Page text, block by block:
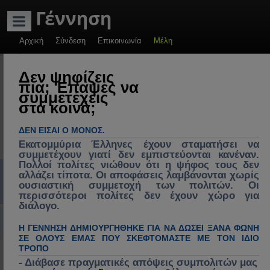
Αρχική Σύνδεση Επικοινωνία Μέλη
Γέννηση: Πολιτικές
συζητήσεις &
πρακτικές λύσεις.
Πολιτική, πολιτικοί
& πολιτικές στην
Ελλάδα, διάλογος
για ανασύνθεση
κράτους, θεσμών &
κοινωνίας,
επικαιρότητα,
κοινωνικά
προβλήματα,
Συχνές ερωτήσεις mChat Σύνδεση
Εγγραφή
>> Nέος στο Forum<< Αρχική Σελίδα (Home) Συζητήσεις Γέννηση Πιστοποιημένα & εγγεγραμμένα μέλη της " Γέννηση " ανά Νομό
Πιστοποιημένα & εγγεγραμμένα μέλη της
ADVERTISEMENT
-
Δεν ψηφίζεις
πια; Έπαψες να
συμμετέχεις
στα κοινά;
ΔΕΝ ΕΊΣΑΙ Ο ΜΌΝΟΣ.
Εκατομμύρια Έλληνες έχουν σταματήσει να
συμμετέχουν γιατί δεν εμπιστεύονται κανέναν.
Πολλοί πολίτες νιώθουν ότι η ψήφος τους δεν
αλλάζει τίποτα. Οι αποφάσεις λαμβάνονται χωρίς
ουσιαστική συμμετοχή των πολιτών. Οι
περισσότεροι πολίτες δεν έχουν χώρο για
διάλογο.
Η ΓΕΝΝΗΣΗ ΔΗΜΙΟΥΡΓΉΘΗΚΕ ΓΙΑ ΝΑ ΔΏΣΕΙ ΞΑΝΆ ΦΩΝΉ
ΣΕ ΌΛΟΥΣ ΕΜΆΣ ΠΟΥ ΣΚΕΦΤΌΜΑΣΤΕ ΜΕ ΤΟΝ ΊΔΙΟ
ΤΡΌΠΟ
- Διάβασε πραγματικές απόψεις συμπολιτών μας